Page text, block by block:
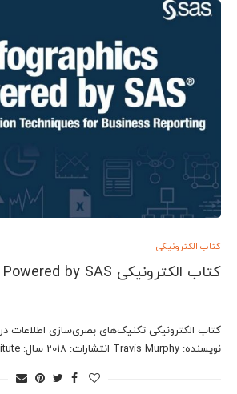
کتاب الکترونیکی
کتاب الکترونیکی Infographics Powered by SAS
کتاب الکترونیکی تکنیک‌های بصری‌سازی اطلاعات
نویسنده: Travis Murphy انتشارات: 2018 سال: SAS Institute